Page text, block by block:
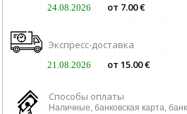
24.08.2026 от 7.00 €
Экспресс-доставка
21.08.2026 от 15.00 €
Способы оплаты
Наличные, банковская карта,